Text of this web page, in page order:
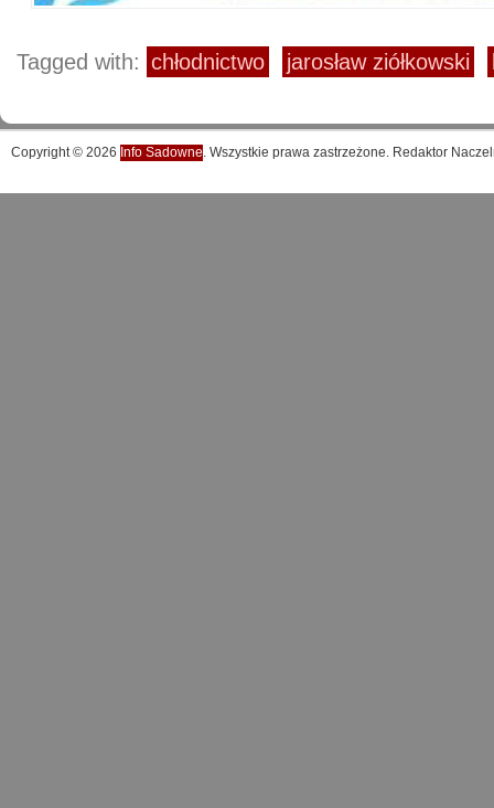
Tagged with: chłodnictwo jarosław ziółkowski
Copyright © 2026 Info Sadowne. Wszystkie prawa zastrzeżone. Redaktor